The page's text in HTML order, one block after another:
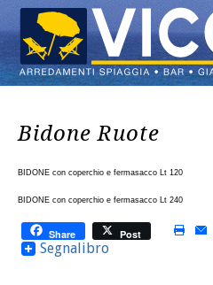
Bidone Ruote
BIDONE con coperchio e fermasacco Lt 120
BIDONE con coperchio e fermasacco Lt 240
Share Post
Segnalibro